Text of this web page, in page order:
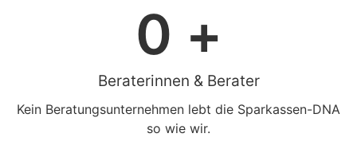
Beraterinnen & Berater
0 +
Kein Beratungsunternehmen lebt die Sparkassen-DNA
so wie wir.